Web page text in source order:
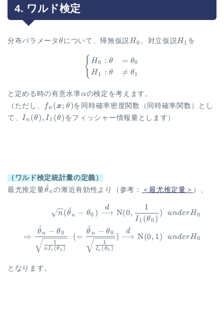
4. ワルド検定
分布パラメータ \theta
θについて、帰無仮説H_0
H0 、対立仮説H_1
H1 を
\begin{aligned}
{H0 : θ
H1 : θ
= θ0

= θ1
と定める時の有意水準\alpha
αの検定を考えます。
（ただし、
f_n(\vec
x;
\theta)
fn (x; θ)を同時確率密度関数（同時確率関数）とし
て、
I_n(\theta),
In (θ), I 1 (θ) をフィッシャー情報量とします）
（ワルド検定統計量の定義）
最尤推定量\hat{\theta}_n
θ
^
n の漸近有効性より（参考： ＜最尤推定量＞ ）、
\begin{aligned} \sqrt{n}
n(θ
^
n − θ0 ) ⟶
d
N(0,
I 1 (θ0 )
1
) underH0
⇒
nI 1 (θ0 )
1
θ
^
n − θ0 (=
In ( θ0 )
1
θ
^
n − θ0 ) ⟶
d
N(0, 1 ) underH0
となります。